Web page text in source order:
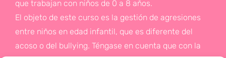
que trabajan con niños de 0 a 8 años.
El objeto de este curso es la gestión de agresiones
entre niños en edad infantil, que es diferente del
acoso o del bullying. Téngase en cuenta que con la